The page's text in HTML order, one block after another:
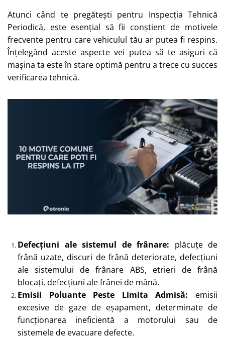
Atunci când te pregătești pentru Inspecția Tehnică
Periodică, este esențial să fii conștient de motivele
frecvente pentru care vehiculul tău ar putea fi respins.
Înțelegând aceste aspecte vei putea să te asiguri că
mașina ta este în stare optimă pentru a trece cu succes
verificarea tehnică.
Defecțiuni ale sistemul de frânare: plăcuțe de
frână uzate, discuri de frână deteriorate, defecțiuni
ale sistemului de frânare ABS, etrieri de frână
blocați, defecțiuni ale frânei de mână.
Emisii Poluante Peste Limita Admisă: emisii
excesive de gaze de eșapament, determinate de
funcționarea ineficientă a motorului sau de
sistemele de evacuare defecte.